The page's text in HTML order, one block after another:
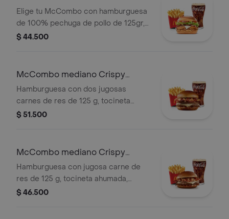
Elige tu McCombo con hamburguesa
de 100% pechuga de pollo de 125gr,
salsa Tajin, tomate, lechuga, tocineta,
elegir.
$ 44.500
McCombo mediano Crispy
Onion Barbecue 2 Carnes
Hamburguesa con dos jugosas
carnes de res de 125 g, tocineta
ahumada, queso blanco cremoso,
Acompañada de papas fritas
medianas y bebida mediana a
elección.
$ 51.500
McCombo mediano Crispy
Onion Barbecue 1 Carne
Hamburguesa con jugosa carne de
res de 125 g, tocineta ahumada,
queso blanco cremoso, cebolla
$ 46.500